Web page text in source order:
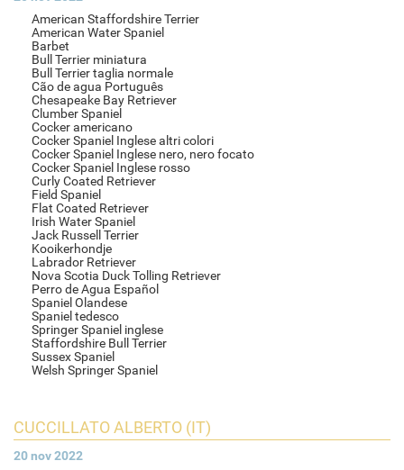
American Staffordshire Terrier
American Water Spaniel
Barbet
Bull Terrier miniatura
Bull Terrier taglia normale
Cão de agua Português
Chesapeake Bay Retriever
Clumber Spaniel
Cocker americano
Cocker Spaniel Inglese altri colori
Cocker Spaniel Inglese nero, nero focato
Cocker Spaniel Inglese rosso
Curly Coated Retriever
Field Spaniel
Flat Coated Retriever
Irish Water Spaniel
Jack Russell Terrier
Kooikerhondje
Labrador Retriever
Nova Scotia Duck Tolling Retriever
Perro de Agua Español
Spaniel Olandese
Spaniel tedesco
Springer Spaniel inglese
Staffordshire Bull Terrier
Sussex Spaniel
Welsh Springer Spaniel
CUCCILLATO ALBERTO (IT)
20 nov 2022